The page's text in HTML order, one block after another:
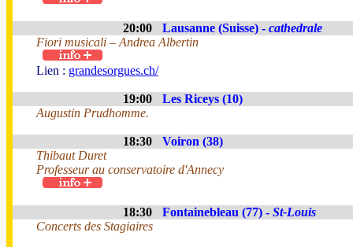
20:00 Lausanne (Suisse) - cathedrale
Fiori musicali – Andrea Albertin
Lien : grandesorgues.ch/
19:00
Les Riceys (10)
Augustin Prudhomme.
18:30
Voiron (38)
Thibaut Duret
Professeur au conservatoire d'Annecy
18:30 Fontainebleau (77) - St-Louis
Concerts des Stagiaires